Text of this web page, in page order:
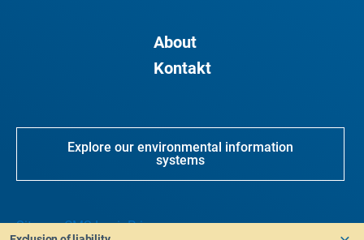
About
Kontakt
Explore our environmental information
systems
SitemapCMS LoginPrivacy